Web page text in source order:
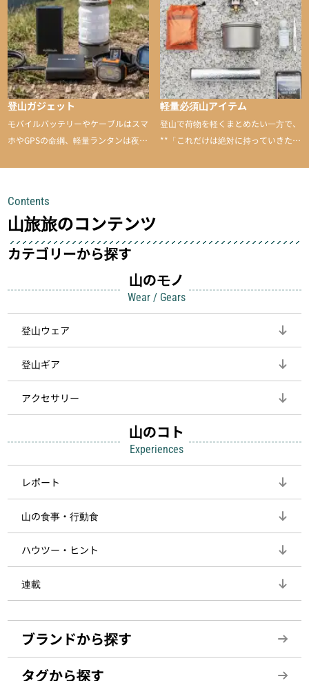
のあるアイテムを紹介
登山ガジェット
モバイルバッテリーやケーブルはスマ
ホやGPSの命綱、軽量ランタンは夜間
して安全にしてくれます
軽量必須山アイテム
登山で荷物を軽くまとめたい一方で、
**「これだけは絶対に持っていきた
Contents
山旅旅のコンテンツ
カテゴリーから探す
山のモノ
Wear / Gears
登山ウェア
登山ギア
アクセサリー
山のコト
Experiences
レポート
山の食事・行動食
ハウツー・ヒント
連載
ブランドから探す
タグから探す